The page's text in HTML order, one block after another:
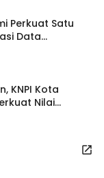
Perkuat Satu
Data
KNPI Kota
Nilai